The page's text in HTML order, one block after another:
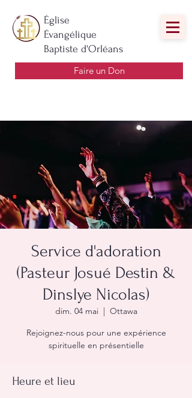
Église
Évangélique
Baptiste d'Orléans
Faire un Don
Service d'adoration
(Pasteur Josué Destin &
Dinslye Nicolas)
dim. 04 mai
  |
Ottawa
Rejoignez-nous pour une expérience
spirituelle en présentielle
Heure et lieu